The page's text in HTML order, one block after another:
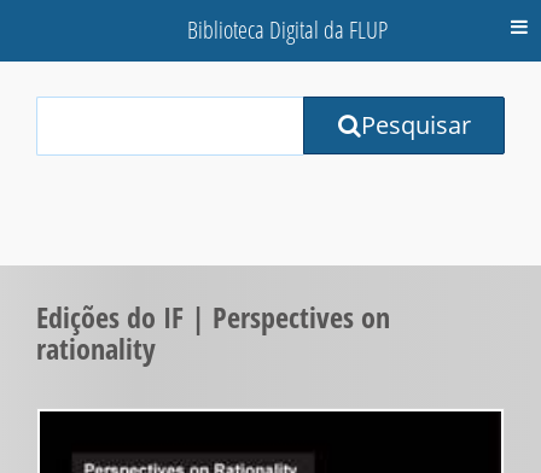
Biblioteca Digital da FLUP
Terms:
Pesquisar
Edições do IF | Perspectives on
rationality